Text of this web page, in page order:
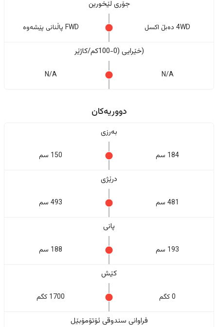
جۆری لێخورین
4WD دەبڵ اکسل FWD پاڵنانی پێشەوە
(خێرایی (0-100کم/کاژێر
N/A
N/A
دووریەکان
بەرزی
184 سم 150 سم
درێژی
481 سم 493 سم
پانی
193 سم 188 سم
کێش
0 کگم 1700 کگم
فراوانی سندوقی ئۆتۆمۆبێل